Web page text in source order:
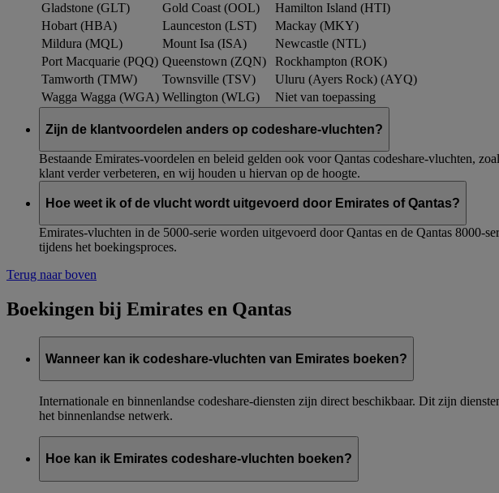
Gladstone (GLT)
Gold Coast (OOL)
Hamilton Island (HTI)
Hobart (HBA)
Launceston (LST)
Mackay (MKY)
Mildura (MQL)
Mount Isa (ISA)
Newcastle (NTL)
Port Macquarie (PQQ) Queenstown (ZQN)
Rockhampton (ROK)
Tamworth (TMW)
Townsville (TSV)
Uluru (Ayers Rock) (AYQ)
Wagga Wagga (WGA) Wellington (WLG) Niet van toepassing
Zijn de klantvoordelen anders op codeshare-vluchten?
Bestaande Emirates-voordelen en beleid gelden ook voor Qantas codeshare-vluchten,
klant verder verbeteren, en wij houden u hiervan op de hoogte.
Hoe weet ik of de vlucht wordt uitgevoerd door Emirates of Qantas?
Emirates-vluchten in de 5000-serie worden uitgevoerd door Qantas en de Qantas
tijdens het boekingsproces.
Terug naar boven
Boekingen bij Emirates en Qantas
Wanneer kan ik codeshare-vluchten van Emirates boeken?
Internationale en binnenlandse codeshare-diensten zijn direct beschikbaar. Dit zijn
het binnenlandse netwerk.
Hoe kan ik Emirates codeshare-vluchten boeken?